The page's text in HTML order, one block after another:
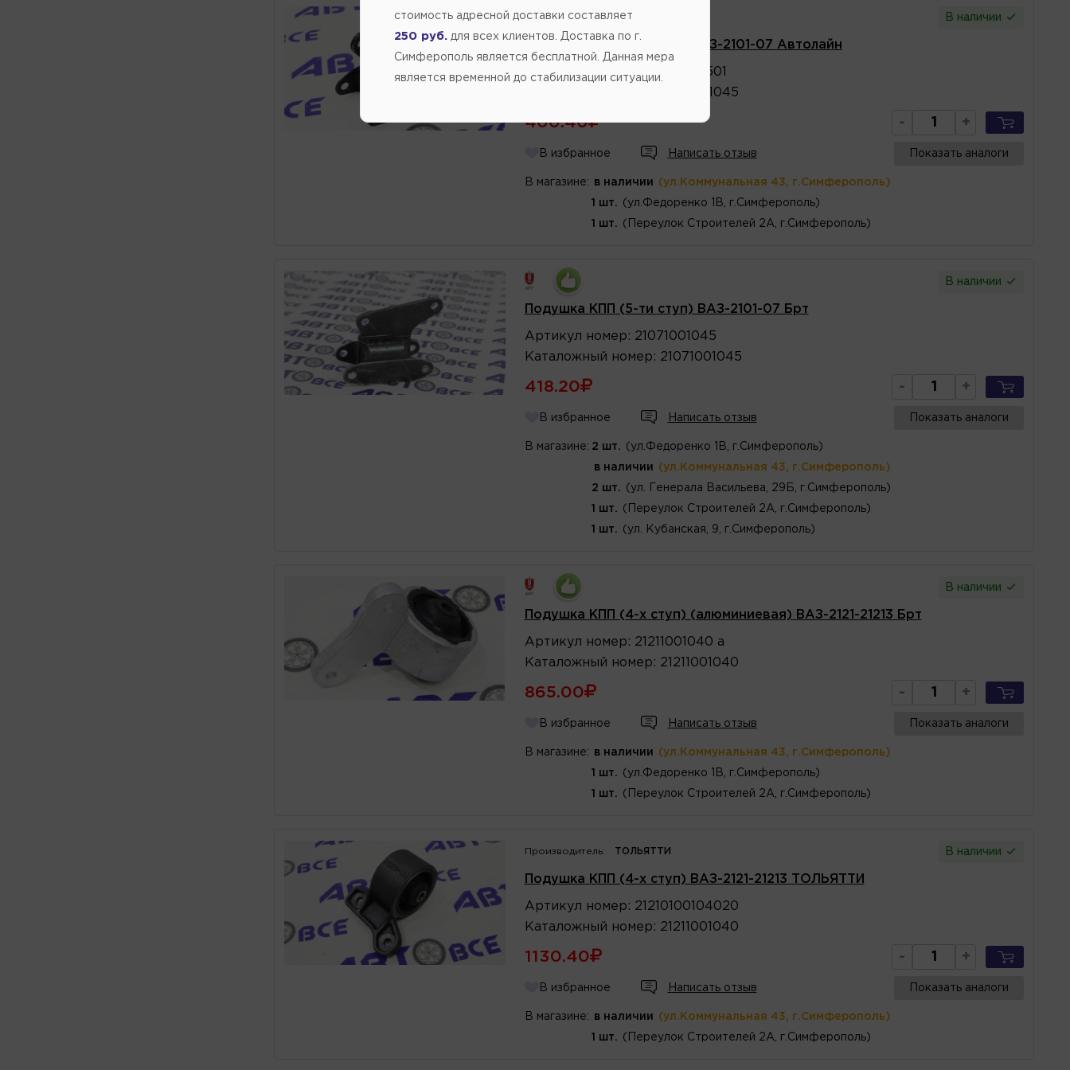
Производитель: АВТОЛАЙН В наличии
Подушка КПП (4-х ступ) ВАЗ-2101-07 Автолайн
Артикул
2101100104501
21011001045
400.40 - +
В избранное Написать отзыв Показать аналоги
В магазине: в наличии (ул.Коммунальная 43, г.Симферополь)
1 шт. (ул.Федоренко 1В, г.Симферополь)
1 шт. (Переулок Строителей 2А, г.Симферополь)
В наличии
Подушка КПП (5-ти ступ) ВАЗ-2101-07 Брт
Артикул номер : 21071001045
Каталожный номер : 21071001045
418.20 - +
В избранное Написать отзыв Показать аналоги
В магазине: 2 шт. (ул.Федоренко 1В, г.Симферополь)
в наличии (ул.Коммунальная 43, г.Симферополь)
2 шт. (ул. Генерала Васильева, 29Б, г.Симферополь)
1 шт. (Переулок Строителей 2А, г.Симферополь)
1 шт. (ул. Кубанская, 9, г.Симферополь)
В наличии
Подушка КПП (4-х ступ) (алюминиевая) ВАЗ-2121-21213 Брт
Артикул номер : 21211001040 а
Каталожный номер : 21211001040
865.00 - +
В избранное Написать отзыв Показать аналоги
В магазине: в наличии (ул.Коммунальная 43, г.Симферополь)
1 шт. (ул.Федоренко 1В, г.Симферополь)
1 шт. (Переулок Строителей 2А, г.Симферополь)
Производитель: ТОЛЬЯТТИ В наличии
Подушка КПП (4-х ступ) ВАЗ-2121-21213 ТОЛЬЯТТИ
Артикул номер : 21210100104020
Каталожный номер : 21211001040
1130.40 - +
В избранное Написать отзыв Показать аналоги
В магазине: в наличии (ул.Коммунальная 43, г.Симферополь)
1 шт. (Переулок Строителей 2А, г.Симферополь)
стоимость адресной доставки составляет
250 руб. для всех клиентов. Доставка по г.
Симферополь является бесплатной. Данная мера
является временной до стабилизации ситуации.